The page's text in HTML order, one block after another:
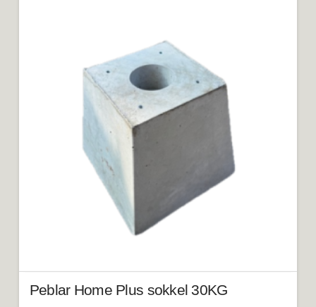
Peblar Home Plus sokkel 30KG